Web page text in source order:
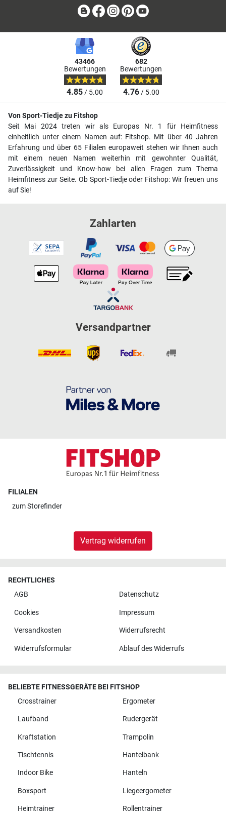
BlogFacebook
Instagram
Pinterest
43466
Bewertungen
4.85/ 5.00
682
Bewertungen
4.76/ 5.00
Von Sport-Tiedje zu Fitshop
Seit Mai 2024 treten wir als Europas Nr. 1 für Heimfitness
einheitlich unter einem Namen auf: Fitshop. Mit über 40 Jahren
Erfahrung und über 65 Filialen europaweit stehen wir Ihnen auch
mit einem neuen Namen weiterhin mit gewohnter Qualität,
Zuverlässigkeit und Know-how bei allen Fragen zum Thema
Heimfitness zur Seite. Ob Sport-Tiedje oder Fitshop: Wir freuen uns
auf Sie!
Zahlarten
Versandpartner
FILIALEN
zumStorefinder
Vertrag widerrufen
RECHTLICHES
AGB
Datenschutz
Cookies Impressum
Versandkosten Widerrufsrecht
Widerrufsformular Ablauf des Widerrufs
BELIEBTE FITNESSGERÄTE BEI FITSHOP
Crosstrainer
Ergometer
Laufband Rudergerät
Kraftstation Trampolin
Tischtennis Hantelbank
Indoor Bike Hanteln
Boxsport Liegeergometer
Heimtrainer Rollentrainer